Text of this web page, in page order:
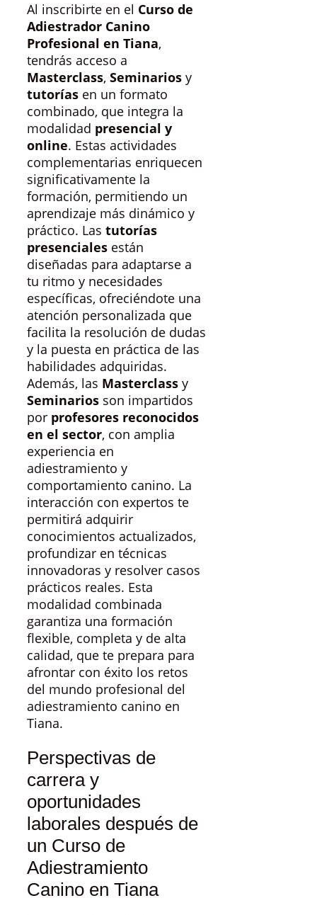
Al inscribirte en el Curso de
Adiestrador Canino
Profesional en Tiana,
tendrás acceso a
Masterclass, Seminarios y
tutorías en un formato
combinado, que integra la
modalidad presencial y
online. Estas actividades
complementarias enriquecen
significativamente la
formación, permitiendo un
aprendizaje más dinámico y
práctico. Las tutorías
presenciales están
diseñadas para adaptarse a
tu ritmo y necesidades
específicas, ofreciéndote una
atención personalizada que
facilita la resolución de dudas
y la puesta en práctica de las
habilidades adquiridas.
Además, las Masterclass y
Seminarios son impartidos
por profesores reconocidos
en el sector, con amplia
experiencia en
adiestramiento y
comportamiento canino. La
interacción con expertos te
permitirá adquirir
conocimientos actualizados,
profundizar en técnicas
innovadoras y resolver casos
prácticos reales. Esta
modalidad combinada
garantiza una formación
flexible, completa y de alta
calidad, que te prepara para
afrontar con éxito los retos
del mundo profesional del
adiestramiento canino en
Tiana.
Perspectivas de
carrera y
oportunidades
laborales después de
un Curso de
Adiestramiento
Canino en Tiana